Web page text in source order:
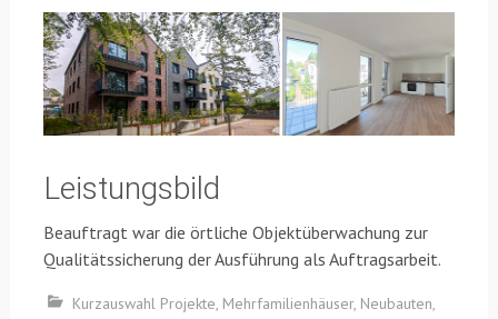
Leistungsbild
Beauftragt war die örtliche Objektüberwachung zur
Qualitätssicherung der Ausführung als Auftragsarbeit.
Kurzauswahl Projekte, Mehrfamilienhäuser, Neubauten,